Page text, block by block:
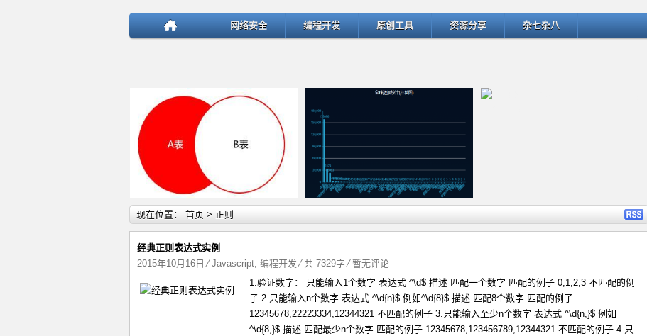
网络安全 编程开发 原创工具 资源分享 杂七杂八
详细内容
test
详细内容
ThinkPHP v5.1.22曝出SQL
详细内容
匹配微博中的用户名和话题 -- @用
现在位置： 首页 > 正则
经典正则表达式实例
2015年10月16日 ⁄Javascript, 编程开发⁄ 共 7329字⁄暂无评论
1.验证数字： 只能输入1个数字 表达式 ^\d$ 描述 匹配一个数字 匹配的例子 0,1,2,3 不匹配的例
子 2.只能输入n个数字 表达式 ^\d{n}$ 例如^\d{8}$ 描述 匹配8个数字 匹配的例子
12345678,22223334,12344321 不匹配的例子 3.只能输入至少n个数字 表达式 ^\d{n,}$ 例如
^\d{8,}$ 描述 匹配最少n个数字 匹配的例子 12345678,123456789,12344321 不匹配的例子 4.只